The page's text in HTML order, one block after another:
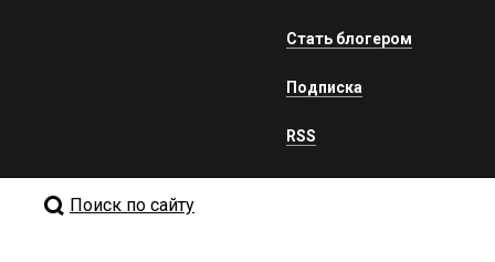
Стать блогером
Подписка
RSS
Поиск по сайту